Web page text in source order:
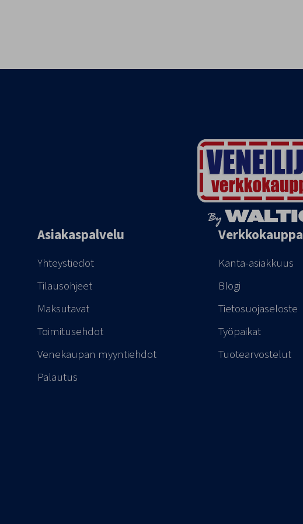
Asiakaspalvelu
Yhteystiedot
Tilausohjeet
Maksutavat
Toimitusehdot
Venekaupan myyntiehdot
Palautus
Verkkokauppa
Kanta-asiakkuus
Blogi
Tietosuojaseloste
Työpaikat
Tuotearvostelut